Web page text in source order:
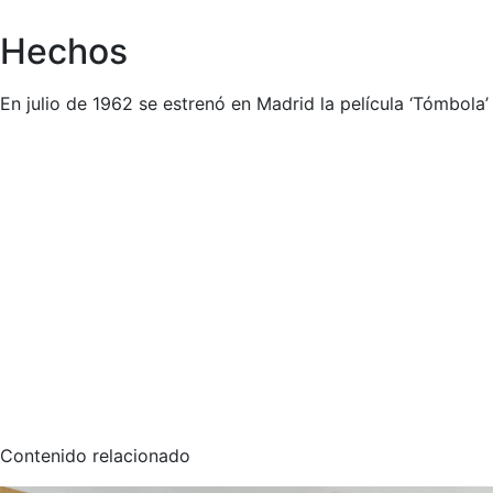
Hechos
En julio de 1962 se estrenó en Madrid la película ‘Tómbola’
Contenido relacionado